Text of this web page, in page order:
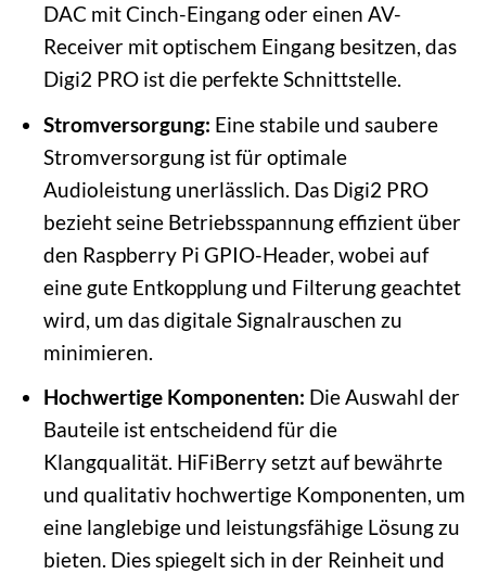
DAC mit Cinch-Eingang oder einen AV-
Receiver mit optischem Eingang besitzen, das
Digi2 PRO ist die perfekte Schnittstelle.
Stromversorgung: Eine stabile und saubere
Stromversorgung ist für optimale
Audioleistung unerlässlich. Das Digi2 PRO
bezieht seine Betriebsspannung effizient über
den Raspberry Pi GPIO-Header, wobei auf
eine gute Entkopplung und Filterung geachtet
wird, um das digitale Signalrauschen zu
minimieren.
Hochwertige Komponenten: Die Auswahl der
Bauteile ist entscheidend für die
Klangqualität. HiFiBerry setzt auf bewährte
und qualitativ hochwertige Komponenten, um
eine langlebige und leistungsfähige Lösung zu
bieten. Dies spiegelt sich in der Reinheit und